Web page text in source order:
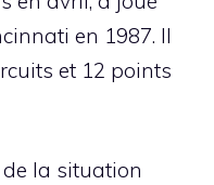
en 1987. Il
et 12 points
de la situation